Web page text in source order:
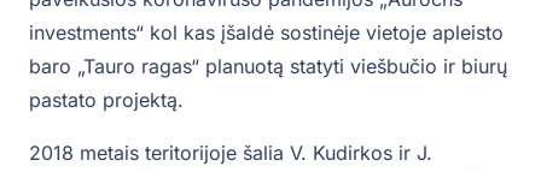
investments“ kol kas įšaldė sostinėje vietoje apleisto
baro „Tauro ragas“ planuotą statyti viešbučio ir biurų
pastato projektą.
2018 metais teritorijoje šalia V. Kudirkos ir J.